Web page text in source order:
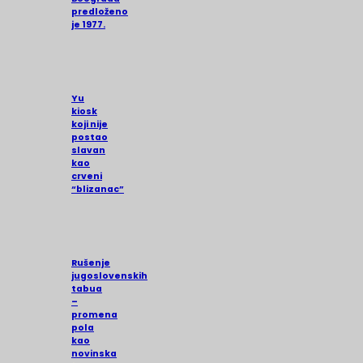
predloženo
je 1977.
Yu
kiosk
koji nije
postao
slavan
kao
crveni
“blizanac”
Rušenje
jugoslovenskih
tabua
–
promena
pola
kao
novinska